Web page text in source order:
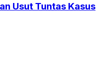
Usut Tuntas Kasus